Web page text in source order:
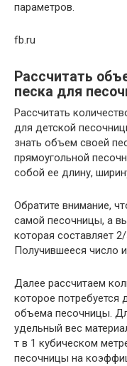
параметров.
fb.ru
Рассчитать
песка для
Рассчитать
для детской
знать объем своей
прямоугольной
собой ее длину,
Обратите внимание,
самой песочницы, а
которая составляет
Получившееся число
Далее рассчитаем
которое потребуется
объема песочницы.
удельный вес
т в 1 кубическом
песочницы на